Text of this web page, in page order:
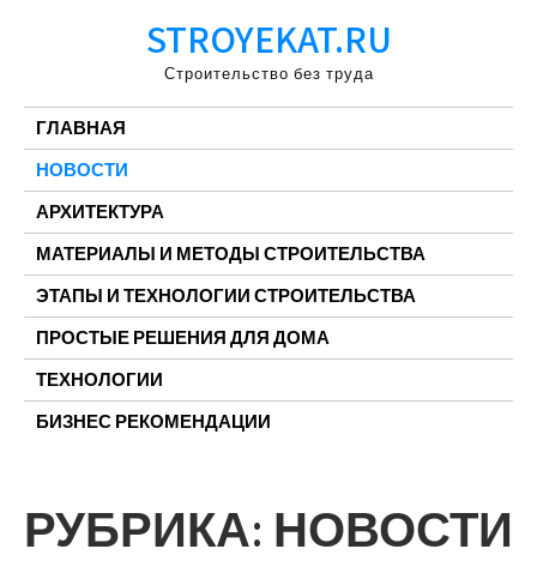
STROYEKAT.RU
Строительство без труда
ГЛАВНАЯ
НОВОСТИ
АРХИТЕКТУРА
МАТЕРИАЛЫ И МЕТОДЫ СТРОИТЕЛЬСТВА
ЭТАПЫ И ТЕХНОЛОГИИ СТРОИТЕЛЬСТВА
ПРОСТЫЕ РЕШЕНИЯ ДЛЯ ДОМА
ТЕХНОЛОГИИ
БИЗНЕС РЕКОМЕНДАЦИИ
РУБРИКА: НОВОСТИ